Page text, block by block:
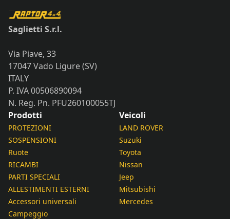
Saglietti S.r.l.
Via Piave, 33
17047 Vado Ligure (SV)
ITALY
P. IVA 00506890094
N. Reg. Pn. PFU260100055TJ
Prodotti
PROTEZIONI
SOSPENSIONI
Ruote
RICAMBI
PARTI SPECIALI
ALLESTIMENTI ESTERNI
Accessori universali
Campeggio
Veicoli
LAND ROVER
Suzuki
Toyota
Nissan
Jeep
Mitsubishi
Mercedes